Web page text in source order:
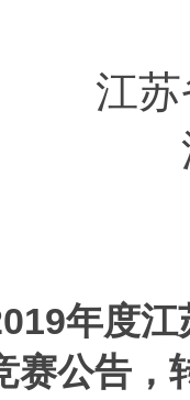
江
年度
赛公告，